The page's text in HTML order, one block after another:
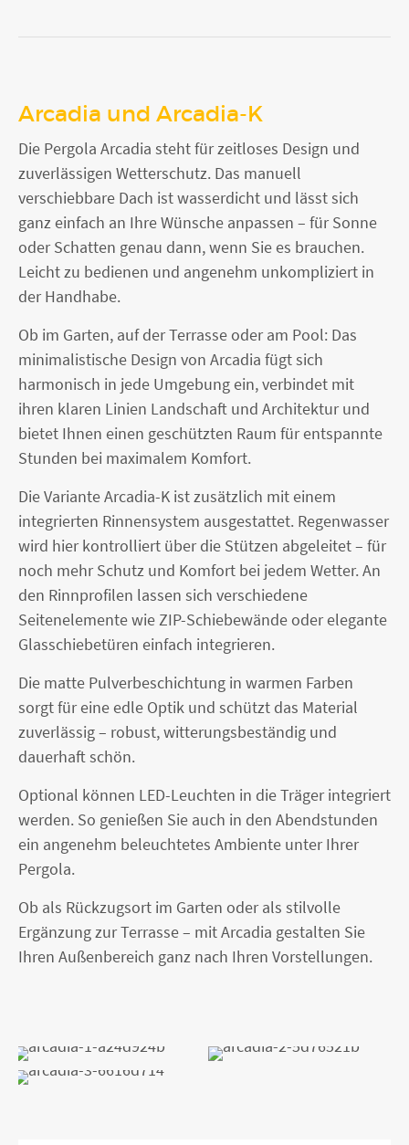
Arcadia und Arcadia-K
Die Pergola Arcadia steht für zeitloses Design und
zuverlässigen Wetterschutz. Das manuell
verschiebbare Dach ist wasserdicht und lässt sich
ganz einfach an Ihre Wünsche anpassen – für Sonne
oder Schatten genau dann, wenn Sie es brauchen.
Leicht zu bedienen und angenehm unkompliziert in
der Handhabe.
Ob im Garten, auf der Terrasse oder am Pool: Das
minimalistische Design von Arcadia fügt sich
harmonisch in jede Umgebung ein, verbindet mit
ihren klaren Linien Landschaft und Architektur und
bietet Ihnen einen geschützten Raum für entspannte
Stunden bei maximalem Komfort.
Die Variante Arcadia-K ist zusätzlich mit einem
integrierten Rinnensystem ausgestattet. Regenwasser
wird hier kontrolliert über die Stützen abgeleitet – für
noch mehr Schutz und Komfort bei jedem Wetter. An
den Rinnprofilen lassen sich verschiedene
Seitenelemente wie ZIP-Schiebewände oder elegante
Glasschiebetüren einfach integrieren.
Die matte Pulverbeschichtung in warmen Farben
sorgt für eine edle Optik und schützt das Material
zuverlässig – robust, witterungsbeständig und
dauerhaft schön.
Optional können LED-Leuchten in die Träger integriert
werden. So genießen Sie auch in den Abendstunden
ein angenehm beleuchtetes Ambiente unter Ihrer
Pergola.
Ob als Rückzugsort im Garten oder als stilvolle
Ergänzung zur Terrasse – mit Arcadia gestalten Sie
Ihren Außenbereich ganz nach Ihren Vorstellungen.